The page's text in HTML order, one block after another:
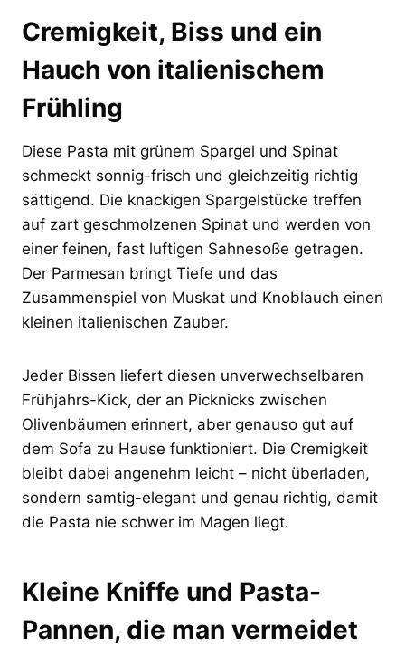
Cremigkeit, Biss und ein
Hauch von italienischem
Frühling
Diese Pasta mit grünem Spargel und Spinat
schmeckt sonnig-frisch und gleichzeitig richtig
sättigend. Die knackigen Spargelstücke treffen
auf zart geschmolzenen Spinat und werden von
einer feinen, fast luftigen Sahnesoße getragen.
Der Parmesan bringt Tiefe und das
Zusammenspiel von Muskat und Knoblauch einen
kleinen italienischen Zauber.
Jeder Bissen liefert diesen unverwechselbaren
Frühjahrs-Kick, der an Picknicks zwischen
Olivenbäumen erinnert, aber genauso gut auf
dem Sofa zu Hause funktioniert. Die Cremigkeit
bleibt dabei angenehm leicht – nicht überladen,
sondern samtig-elegant und genau richtig, damit
die Pasta nie schwer im Magen liegt.
Kleine Kniffe und Pasta-
Pannen, die man vermeidet